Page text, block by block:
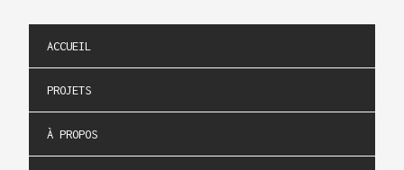
contenuACCUEIL
PROJETS
À PROPOS
des
articles